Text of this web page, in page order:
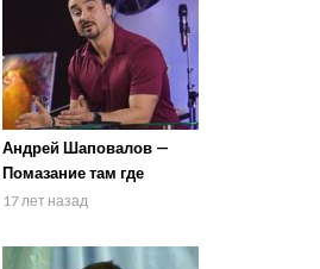
Андрей Шаповалов —
Помазание там где
призвание
17 лет назад